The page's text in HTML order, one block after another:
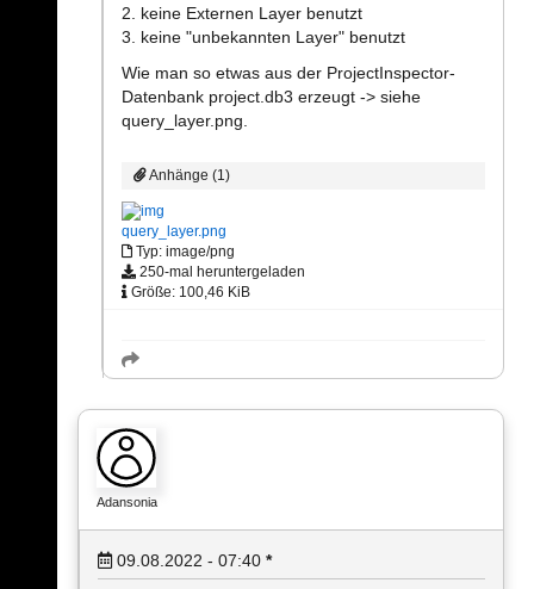
2. keine Externen Layer benutzt
3. keine "unbekannten Layer" benutzt
Wie man so etwas aus der ProjectInspector-
Datenbank project.db3 erzeugt -> siehe
query_layer.png.
Anhänge (1)
query_layer.png
Typ: image/png
250-mal heruntergeladen
Größe: 100,46 KiB
Adansonia
09.08.2022 - 07:40 *